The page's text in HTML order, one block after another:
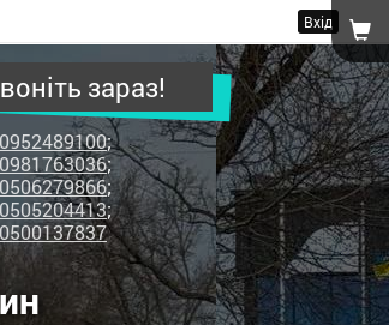
Вхід
зараз!
;
;
;
;